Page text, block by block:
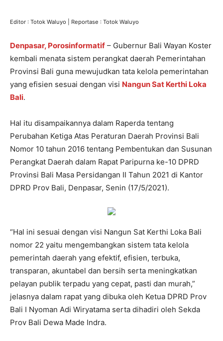
Editor : Totok Waluyo | Reportase : Totok Waluyo
Denpasar, Porosinformatif – Gubernur Bali Wayan Koster
kembali menata sistem perangkat daerah Pemerintahan
Provinsi Bali guna mewujudkan tata kelola pemerintahan
yang efisien sesuai dengan visi Nangun Sat Kerthi Loka
Bali.
Hal itu disampaikannya dalam Raperda tentang
Perubahan Ketiga Atas Peraturan Daerah Provinsi Bali
Nomor 10 tahun 2016 tentang Pembentukan dan Susunan
Perangkat Daerah dalam Rapat Paripurna ke-10 DPRD
Provinsi Bali Masa Persidangan II Tahun 2021 di Kantor
DPRD Prov Bali, Denpasar, Senin (17/5/2021).
“Hal ini sesuai dengan visi Nangun Sat Kerthi Loka Bali
nomor 22 yaitu mengembangkan sistem tata kelola
pemerintah daerah yang efektif, efisien, terbuka,
transparan, akuntabel dan bersih serta meningkatkan
pelayan publik terpadu yang cepat, pasti dan murah,”
jelasnya dalam rapat yang dibuka oleh Ketua DPRD Prov
Bali I Nyoman Adi Wiryatama serta dihadiri oleh Sekda
Prov Bali Dewa Made Indra.